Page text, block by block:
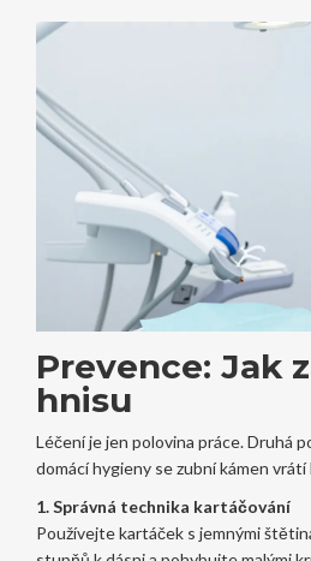
Prevence: Jak
hnisu
Léčení je jen polovina práce. Druhá
domácí hygieny se zubní kámen
1. Správná technika kartáčování
Používejte kartáček s jemnými